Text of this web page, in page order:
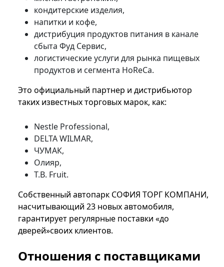
кондитерские изделия,
напитки и кофе,
дистрибуция продуктов питания в канале
сбыта Фуд Сервис,
логистические услуги для рынка пищевых
продуктов и сегмента HoReCa.
Это официальный партнер и дистрибьютор
таких известных торговых марок, как:
Nestle Professional,
DELTA WILMAR,
ЧУМАК,
Олияр,
T.B. Fruit.
Собственный автопарк СОФИЯ ТОРГ КОМПАНИ,
насчитывающий 23 новых автомобиля,
гарантирует регулярные поставки «до
дверей»своих клиентов.
Отношения с поставщиками